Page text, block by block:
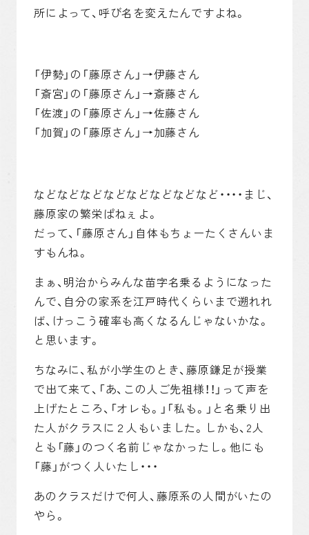
所によって、呼び名を変えたんですよね。
「伊勢」の「藤原さん」→伊藤さん
「斎宮」の「藤原さん」→斎藤さん
「佐渡」の「藤原さん」→佐藤さん
「加賀」の「藤原さん」→加藤さん
などなどなどなどなどなどなどなど・・・・まじ、
藤原家の繁栄ぱねぇよ。
だって、「藤原さん」自体もちょーたくさんいま
すもんね。
まぁ、明治からみんな苗字名乗るようになった
んで、自分の家系を江戸時代くらいまで遡れれ
ば、けっこう確率も高くなるんじゃないかな。
と思います。
ちなみに、私が小学生のとき、藤原鎌足が授業
で出て来て、「あ、この人ご先祖様！！」って声を
上げたところ、「オレも。」「私も。」と名乗り出
た人がクラスに２人もいました。しかも、2人
とも「藤」のつく名前じゃなかったし。他にも
「藤」がつく人いたし・・・
あのクラスだけで何人、藤原系の人間がいたの
やら。